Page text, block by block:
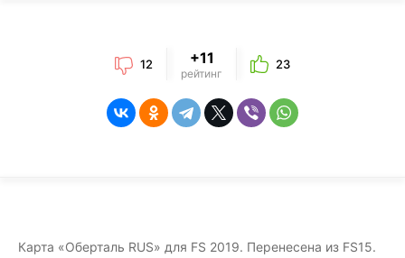
12 +11
рейтинг
23
Карта «Оберталь RUS» для FS 2019. Перенесена из FS15.